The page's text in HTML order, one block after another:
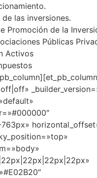
las inversiones.
Promoción de la
Públicas
Activos